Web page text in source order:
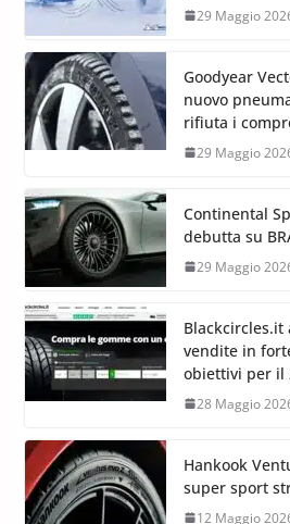
5 Giugno 2026
Michelin Tire
pneumatico
29 Maggio
nuovo
rifiuta i
29 Maggio
Continental
debutta su
29 Maggio
vendite in
obiettivi per il
28 Maggio